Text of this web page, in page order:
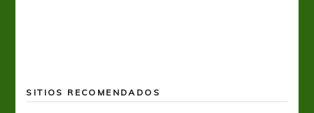
SITIOS RECOMENDADOS